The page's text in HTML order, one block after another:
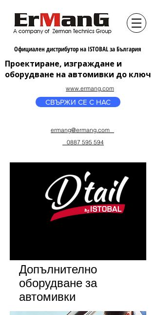
Официален дистрибутор на ISTOBAL за България
Проектиране, изграждане и
оборудване на автомивки до ключ
www.ermang.com
СВЪРЖИ СЕ С НАС
ermang@ermang.com
0887 595 594
Допълнително
оборудване за
автомивки